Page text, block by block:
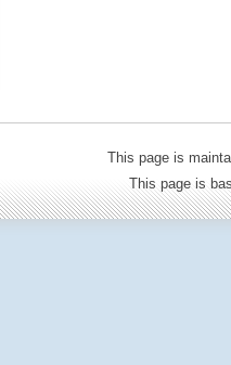
This page is
This page is